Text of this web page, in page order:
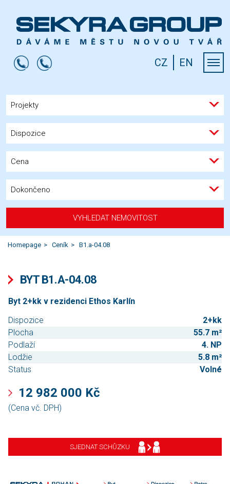
CZ EN
Projekty
Dispozice
Cena
Dokončeno
VYHLEDAT NEMOVITOST
Homepage Ceník B1.a-04.08
BYT B1.A-04.08
Byt 2+kk v rezidenci Ethos Karlín
Dispozice
2+kk
Plocha
55.7 m²
Podlaží
4. NP
Lodžie
5.8 m²
Status
Volné
12 982 000 Kč
(Cena vč. DPH)
SJEDNAT SCHŮZKU